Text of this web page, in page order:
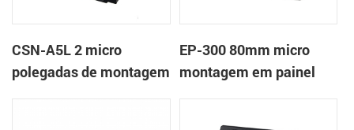
CSN-A5L 2 micro
polegadas de montagem
EP-300 80mm micro
montagem em painel